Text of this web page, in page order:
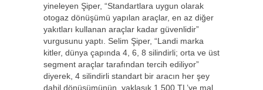
yineleyen Şiper, “Standartlara uygun olarak
otogaz dönüşümü yapılan araçlar, en az diğer
yakıtları kullanan araçlar kadar güvenlidir”
vurgusunu yaptı. Selim Şiper, “Landi marka
kitler, dünya çapında 4, 6, 8 silindirli; orta ve üst
segment araçlar tarafından tercih ediliyor”
diyerek, 4 silindirli standart bir aracın her şey
dahil dönüşümünün, yaklaşık 1.500 TL’ye mal